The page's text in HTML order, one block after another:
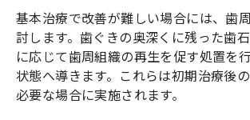
基本治療で改善が難しい場合には、歯
討します。歯ぐきの奥深くに残った歯
に応じて歯周組織の再生を促す処置を
状態へ導きます。これらは初期治療後の
必要な場合に実施されます。